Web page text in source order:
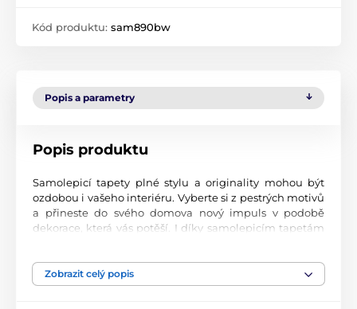
Kód produktu: sam890bw
Popis a parametry
Popis produktu
Samolepicí tapety plné stylu a originality mohou být
ozdobou i vašeho interiéru. Vyberte si z pestrých motivů
a přineste do svého domova nový impuls v podobě
dekorace, která vás potěší. I díky samolepicím tapetám
Perfektní tiskové zpracování
Zobrazit celý popis